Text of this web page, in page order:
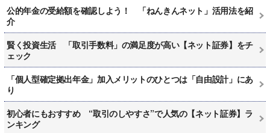
公的年金の受給額を確認しよう！ 「ねんきんネット」活用法を紹
介
賢く投資生活 「取引手数料」の満足度が高い【ネット証券】をチ
ェック
「個人型確定拠出年金」加入メリットのひとつは「自由設計」にあ
り
初心者にもおすすめ “取引のしやすさ”で人気の【ネット証券】ラ
ンキング